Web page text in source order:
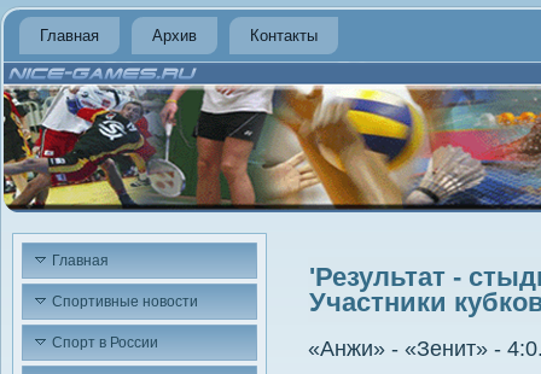
Главная Архив Контакты
Главная
Спортивные новости
Спорт в России
'Результат -
Участники
«Анжи» - «Зенит» -